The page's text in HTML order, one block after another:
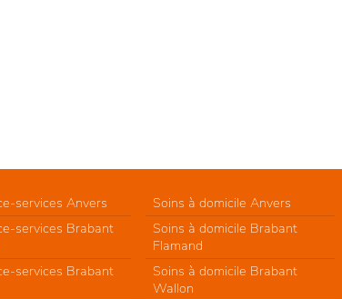
services Anvers
services Brabant
services Brabant
Soins à domicile Anvers
Soins à domicile Brabant
Flamand
Soins à domicile Brabant
Wallon